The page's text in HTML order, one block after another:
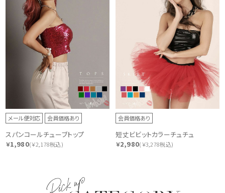
メール便対応 会員価格あり
スパンコールチューブトップ
￥1,980(￥2,178税込)
会員価格あり
短丈ビビットカラーチュチュ
￥2,980(￥3,278税込)
Pick up